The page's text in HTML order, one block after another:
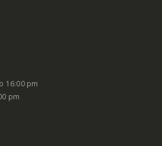
16:00 pm
pm